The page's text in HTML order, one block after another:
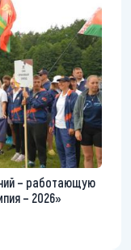
– работающую
– 2026»